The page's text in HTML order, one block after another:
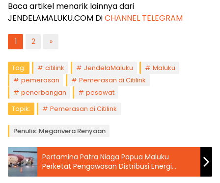
Baca artikel menarik lainnya dari
JENDELAMALUKU.COM DiCHANNEL TELEGRAM
1 2 »
Tag: citilink JendelaMaluku
Maluku
pemerasan
Pemerasan di Citilink
penerbangan
pesawat
Topik:
Pemerasan di Citilink
Penulis: Megarivera Renyaan
Pertamina Patra Niaga Papua Maluku
Perketat Pengawasan Distribusi Energi
Hadapi Cuaca Ekstrem Akhir Tahun